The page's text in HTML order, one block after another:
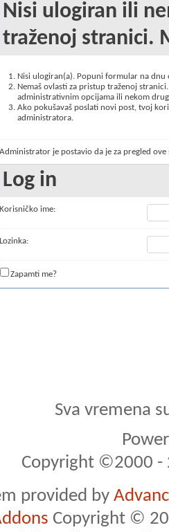
Nisi ulogiran ili
traženoj stranici.
Nisi ulogiran(a). Popuni formular na
Nemaš ovlasti za pristup traženoj
administrativnim opcijama ili nekom
Ako pokušavaš poslati novi post, tvoj
administratora.
Administrator je postavio da je za pregled
Log in
Korisničko ime:
Lozinka:
Zapamti me?
Sva vremena
Copyright ©2000 -
provided by
Copyright ©